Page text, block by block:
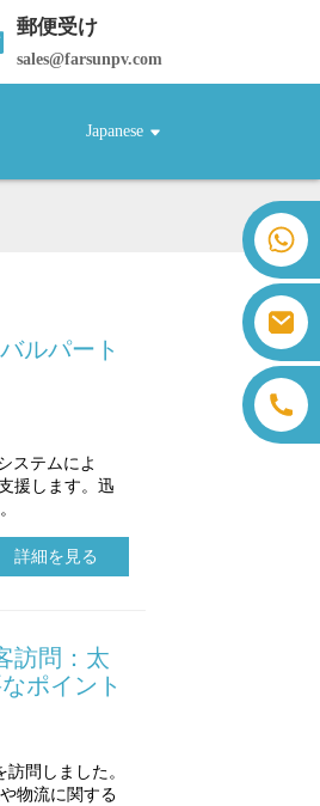
郵便受け
sales@farsunpv.com
Japanese
sanborn.guo@farsunpv.com
ルパート
ステムによ
援します。迅
詳細を見る
訪問：太
ポイント
問しました。
物流に関する